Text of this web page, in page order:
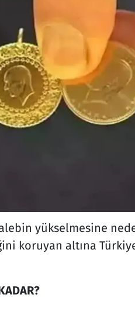
yükselmesine
koruyan altına